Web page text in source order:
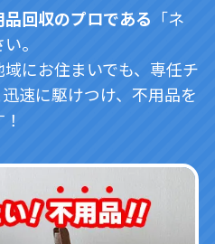
品回収のプロである 「ネ
。
にお住まいでも、専任チ
速に駆けつけ、不用品を